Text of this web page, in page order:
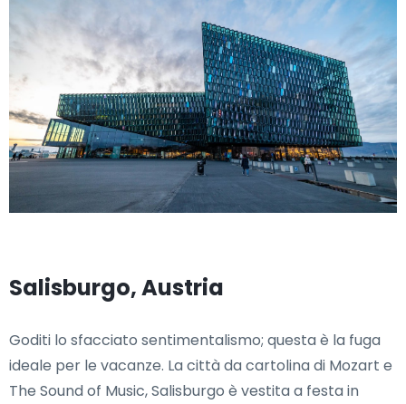
Salisburgo, Austria
Goditi lo sfacciato sentimentalismo; questa è la fuga
ideale per le vacanze. La città da cartolina di Mozart e
The Sound of Music, Salisburgo è vestita a festa in